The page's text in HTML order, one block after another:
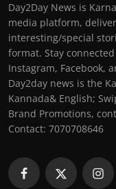
Day2Day News is
media platform,
interesting/special
format. Stay
Instagram, Facebook,
Day2day news is the
Kannada& English;
Brand Promotions,
Contact: 7070708646